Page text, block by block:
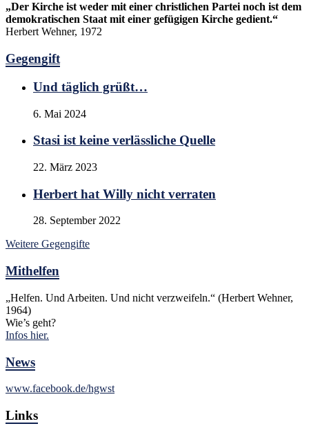
„Der Kirche ist weder mit einer christlichen Partei noch ist dem
demokratischen Staat mit einer gefügigen Kirche gedient.“
Herbert Wehner, 1972
Gegengift
Und täglich grüßt…
6. Mai 2024
Stasi ist keine verlässliche Quelle
22. März 2023
Herbert hat Willy nicht verraten
28. September 2022
Weitere Gegengifte
Mithelfen
„Helfen. Und Arbeiten. Und nicht verzweifeln.“ (Herbert Wehner,
1964)
Wie’s geht?
Infos hier.
News
www.facebook.de/hgwst
Links